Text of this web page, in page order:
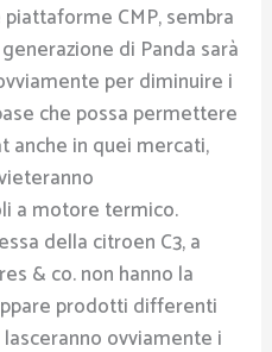
CMP, sembra
di Panda sarà
per diminuire i
che possa permettere
anche in quei mercati,
a motore termico.
della citroen C3, a
& co. non hanno la
prodotti differenti
ovviamente i